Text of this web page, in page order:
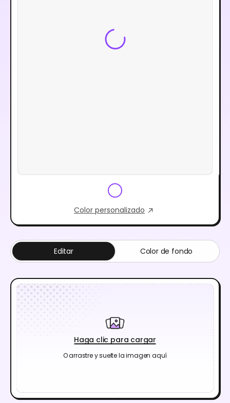
Color personalizado
Haga clic para cargar
O arrastre y suelte la imagen aquí
Editar Color de fondo